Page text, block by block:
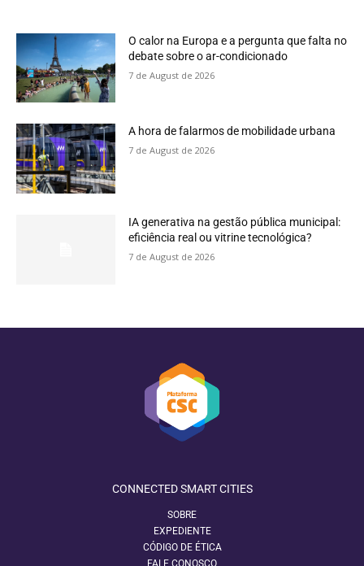
O calor na Europa e a pergunta que falta no
debate sobre o ar-condicionado
7 de August de 2026
A hora de falarmos de mobilidade urbana
7 de August de 2026
IA generativa na gestão pública municipal:
eficiência real ou vitrine tecnológica?
7 de August de 2026
CONNECTED SMART CITIES
SOBRE
EXPEDIENTE
CÓDIGO DE ÉTICA